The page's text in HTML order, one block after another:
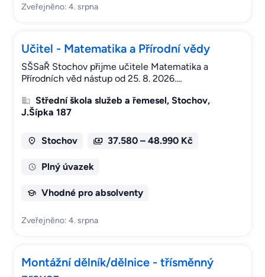
Zveřejněno: 4. srpna
Učitel - Matematika a Přírodní vědy
SŠSaŘ Stochov přijme učitele Matematika a
Přírodních věd nástup od 25. 8. 2026.…
Střední škola služeb a řemesel, Stochov,
J.Šípka 187
Stochov 37.580 – 48.990 Kč
Plný úvazek
Vhodné pro absolventy
Zveřejněno: 4. srpna
Montážní dělník/dělnice - třísměnný